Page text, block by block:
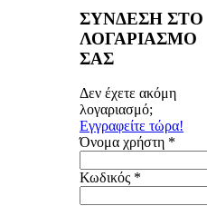
ΣΥΝΔΕΣΗ ΣΤΟ
ΛΟΓΑΡΙΑΣΜΟ
ΣΑΣ
Δεν έχετε ακόμη
λογαριασμό;
Εγγραφείτε τώρα!
Όνομα χρήστη *
Κωδικός *